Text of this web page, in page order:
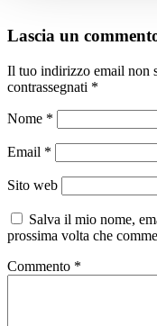
Lascia un
Il tuo indirizzo email non
contrassegnati *
Nome *
Email *
Sito web
Salva il mio nome,
prossima volta che
Commento *